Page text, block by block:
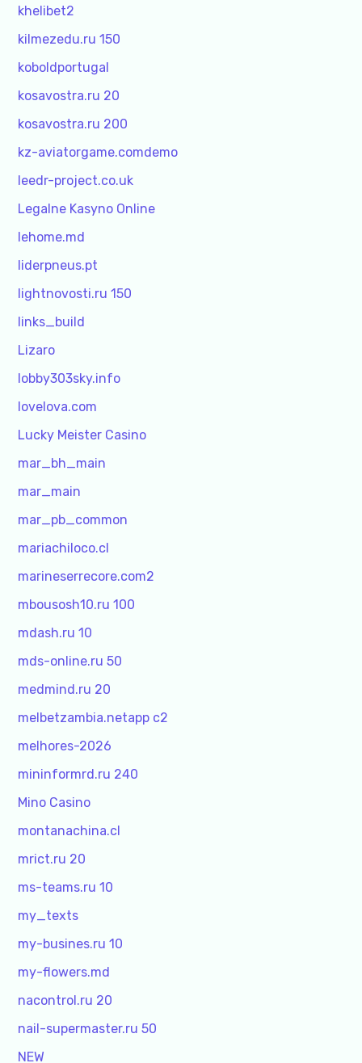
khelibet2
kilmezedu.ru 150
koboldportugal
kosavostra.ru 20
kosavostra.ru 200
kz-aviatorgame.comdemo
leedr-project.co.uk
Legalne Kasyno Online
lehome.md
liderpneus.pt
lightnovosti.ru 150
links_build
Lizaro
lobby303sky.info
lovelova.com
Lucky Meister Casino
mar_bh_main
mar_main
mar_pb_common
mariachiloco.cl
marineserrecore.com2
mbousosh10.ru 100
mdash.ru 10
mds-online.ru 50
medmind.ru 20
melbetzambia.netapp c2
melhores-2026
mininformrd.ru 240
Mino Casino
montanachina.cl
mrict.ru 20
ms-teams.ru 10
my_texts
my-busines.ru 10
my-flowers.md
nacontrol.ru 20
nail-supermaster.ru 50
NEW